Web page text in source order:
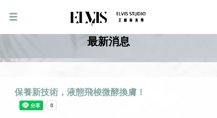
最新消息
保養新技術，液態飛梭微酵換膚！